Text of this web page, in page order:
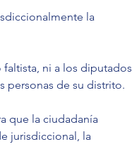
la
ni a los diputados
personas de su distrito.
que la ciudadanía
jurisdiccional, la